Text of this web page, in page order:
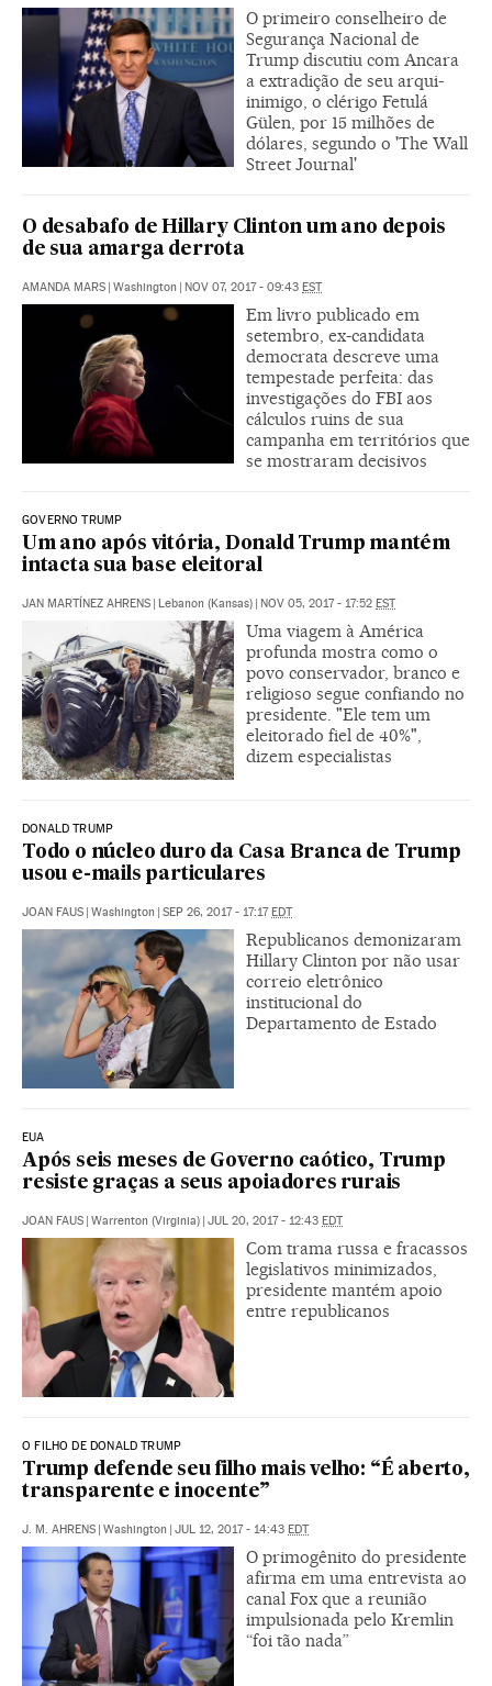
O primeiro conselheiro de
Segurança Nacional de
Trump discutiu com Ancara
a extradição de seu arqui-
inimigo, o clérigo Fetulá
Gülen, por 15 milhões de
dólares, segundo o 'The Wall
Street Journal'
O desabafo de Hillary Clinton um ano depois
de sua amarga derrota
AMANDA MARS | Washington | NOV 07, 2017 - 09:43 EST
Em livro publicado em
setembro, ex-candidata
democrata descreve uma
tempestade perfeita: das
investigações do FBI aos
cálculos ruins de sua
campanha em territórios que
se mostraram decisivos
GOVERNO TRUMP
Um ano após vitória, Donald Trump mantém
intacta sua base eleitoral
JAN MARTÍNEZ AHRENS | Lebanon (Kansas) | NOV 05, 2017 - 17:52 EST
Uma viagem à América
profunda mostra como o
povo conservador, branco e
religioso segue confiando no
presidente. "Ele tem um
eleitorado fiel de 40%",
dizem especialistas
DONALD TRUMP
Todo o núcleo duro da Casa Branca de Trump
usou e-mails particulares
JOAN FAUS | Washington | SEP 26, 2017 - 17:17EDT
Republicanos demonizaram
Hillary Clinton por não usar
correio eletrônico
institucional do
Departamento de Estado
EUA
Após seis meses de Governo caótico, Trump
resiste graças a seus apoiadores rurais
JOAN FAUS | Warrenton (Virginia) | JUL 20, 2017 - 12:43 EDT
Com trama russa e fracassos
legislativos minimizados,
presidente mantém apoio
entre republicanos
O FILHO DE DONALD TRUMP
Trump defende seu filho mais velho: “É aberto,
transparente e inocente”
J. M. AHRENS | Washington | JUL 12, 2017 - 14:43 EDT
O primogênito do presidente
afirma em uma entrevista ao
canal Fox que a reunião
impulsionada pelo Kremlin
“foi tão nada”